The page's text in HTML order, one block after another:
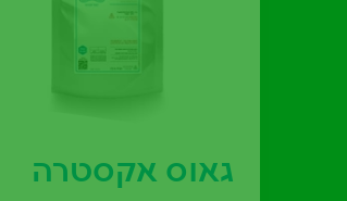
גאוס אקסטרה